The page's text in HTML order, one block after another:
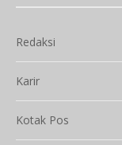
Redaksi
Karir
Kotak Pos